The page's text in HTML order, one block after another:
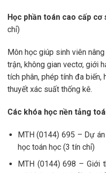
Học phần toán cao cấp cơ
chỉ)
Môn học giúp sinh viên
trận, không gian vectơ, giới
tích phân, phép tính đa biến,
thuyết xác suất thống kê.
Các khóa học nền tảng
MTH (0144) 695 – Dự
học toán học (3 tín chỉ)
MTH (0144) 698 – Giới